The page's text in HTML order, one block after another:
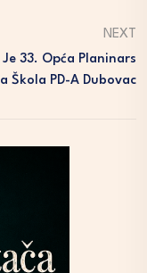
NEXT
33. Opća Planinars
Škola PD-A Dubovac